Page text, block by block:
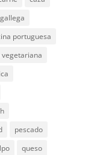
portuguesa
vegetariana
pescado
queso